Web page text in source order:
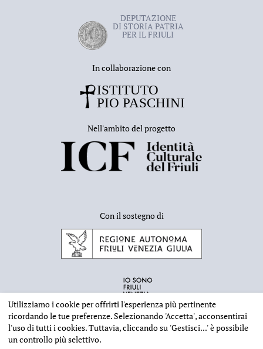
DEPUTAZIONE
DI STORIA PATRIA
PER IL FRIULI
In collaborazione con
Nell'ambito del progetto
Con il sostegno di
Utilizziamo i cookie per offrirti l'esperienza più pertinente
ricordando le tue preferenze. Selezionando 'Accetta', acconsentirai
l'uso di tutti i cookies. Tuttavia, cliccando su 'Gestisci...'è possibile
un controllo più selettivo.